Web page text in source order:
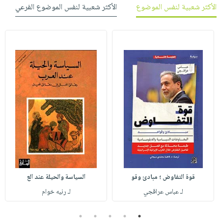
الأكثر شعبية لنفس الموضوع
الأكثر شعبية لنفس الموضوع الفرعي
قوة التفاوض ؛ مبادئ وقو
لـ عباس عراقجي
السياسة والحيلة عند الع
لـ رنيه خوام
1
2
3
4
5